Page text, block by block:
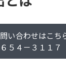
い合わせはこち
５４－３１１７